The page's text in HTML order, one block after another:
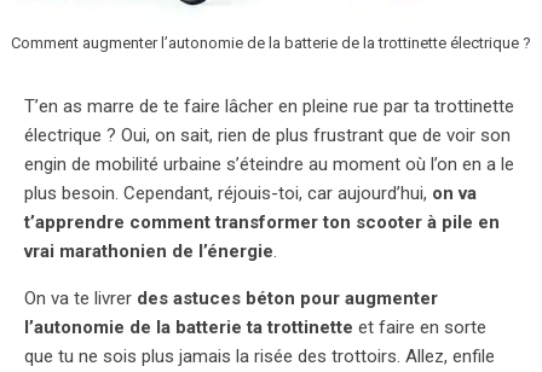
Comment augmenter l’autonomie de la batterie de la trottinette électrique ?
T’en as marre de te faire lâcher en pleine rue par ta trottinette
électrique ? Oui, on sait, rien de plus frustrant que de voir son
engin de mobilité urbaine s’éteindre au moment où l’on en a le
plus besoin. Cependant, réjouis-toi, car aujourd’hui, on va
t’apprendre comment transformer ton scooter à pile en
vrai marathonien de l’énergie
On va te livrer des astuces béton pour augmenter
l’autonomie de la batterie ta trottinette et faire en sorte
que tu ne sois plus jamais la risée des trottoirs. Allez, enfile